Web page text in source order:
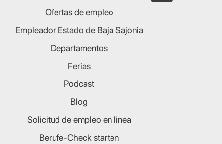
Ofertas de empleo
Empleador Estado de Baja Sajonia
Departamentos
Ferias
Podcast
Blog
Solicitud de empleo en linea
Berufe-Check starten